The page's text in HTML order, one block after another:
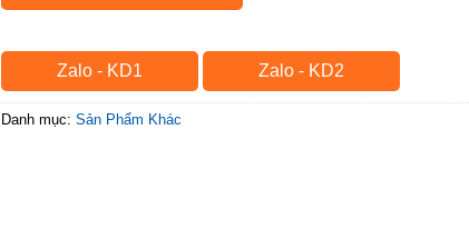
Zalo - KD1 Zalo - KD2
Danh mục: Sản Phẩm Khác